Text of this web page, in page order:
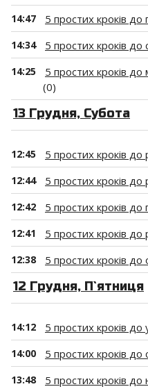
14:47 5 простих кроків до
14:34 5 простих кроків
14:25
5 простих кроків
(0)
13 Грудня, Субота
12:45 5 простих кроків до
12:44 5 простих кроків
12:42 5 простих кроків до
12:41 5 простих кроків
12:38 5 простих кроків
12 Грудня, П`ятниця
14:12 5 простих кроків до
14:00 5 простих кроків до
13:48 5 простих кроків